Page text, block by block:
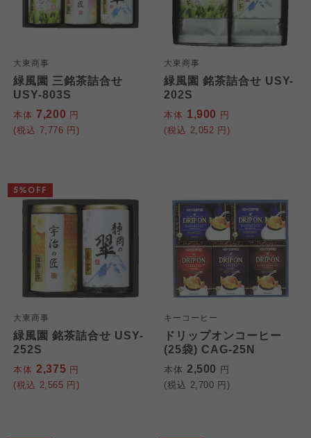
大東商事
緑風園 三銘茶詰合せ
USY-803S
本体 7,200 円
(税込 7,776 円)
大東商事
緑風園 銘茶詰合せ USY-
202S
本体 1,900 円
(税込 2,052 円)
大東商事
緑風園 銘茶詰合せ USY-
252S
本体 2,375 円
(税込 2,565 円)
5%OFF
キーコーヒー
ドリップオンコーヒー
(25袋) CAG-25N
本体 2,500 円
(税込 2,700 円)